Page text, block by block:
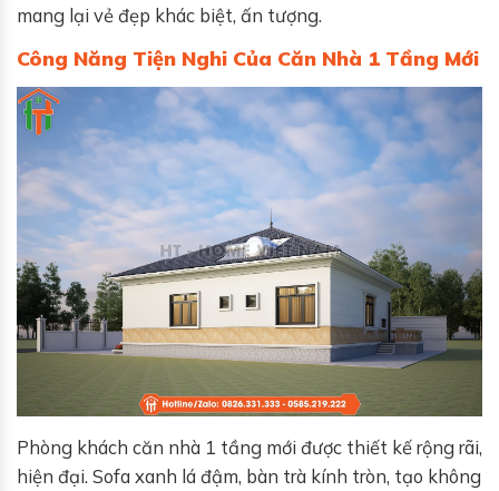
mang lại vẻ đẹp khác biệt, ấn tượng.
Công Năng Tiện Nghi Của Căn Nhà 1 Tầng Mới
Phòng khách căn nhà 1 tầng mới được thiết kế rộng rãi,
hiện đại. Sofa xanh lá đậm, bàn trà kính tròn, tạo không